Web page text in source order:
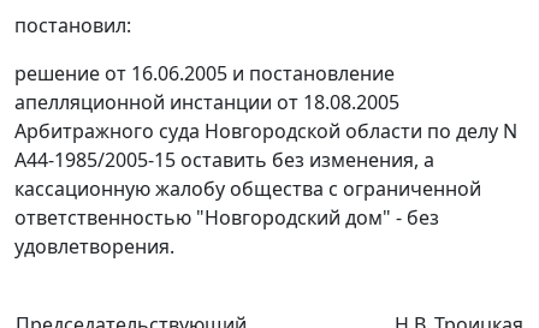
постановил:
решение от 16.06.2005 и постановление
апелляционной инстанции от 18.08.2005
Арбитражного суда Новгородской области по делу N
А44-1985/2005-15 оставить без изменения, а
кассационную жалобу общества с ограниченной
ответственностью "Новгородский дом" - без
удовлетворения.